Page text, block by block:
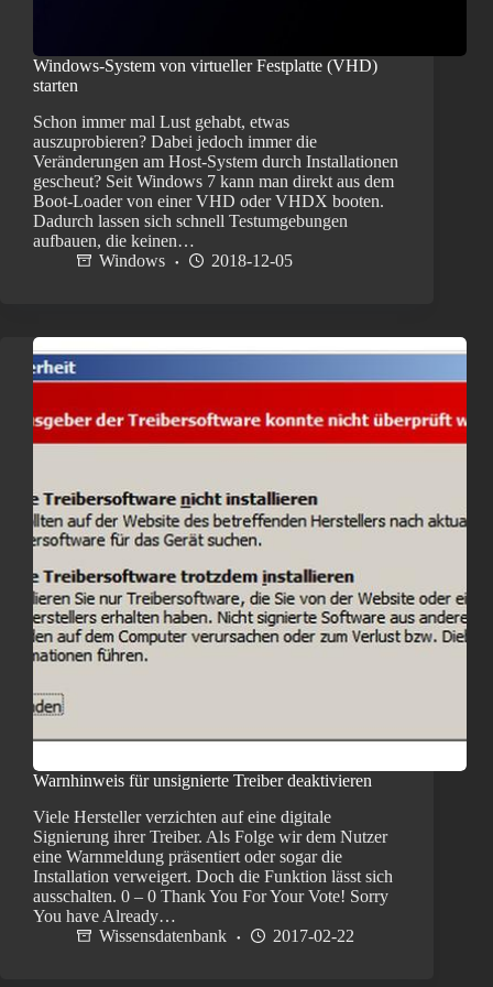
Windows-System von virtueller Festplatte (VHD)
starten
Schon immer mal Lust gehabt, etwas
auszuprobieren? Dabei jedoch immer die
Veränderungen am Host-System durch Installationen
gescheut? Seit Windows 7 kann man direkt aus dem
Boot-Loader von einer VHD oder VHDX booten.
Dadurch lassen sich schnell Testumgebungen
aufbauen, die keinen…
Windows
2018-12-05
Warnhinweis für unsignierte Treiber deaktivieren
Viele Hersteller verzichten auf eine digitale
Signierung ihrer Treiber. Als Folge wir dem Nutzer
eine Warnmeldung präsentiert oder sogar die
Installation verweigert. Doch die Funktion lässt sich
ausschalten. 0 – 0 Thank You For Your Vote! Sorry
You have Already…
Wissensdatenbank
2017-02-22